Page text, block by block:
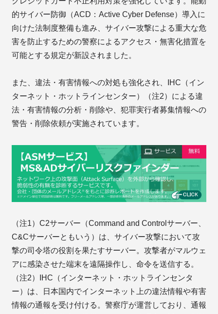
的サイバー防御（ACD：Active Cyber Defense）導入に
向けた法制度整備も進み、サイバー攻撃による重大な危
害を防止するための警察によるアクセス・無害化措置を
可能とする規定が新設されました。
また、違法・有害情報への対処も強化され、IHC（イン
ターネット・ホットラインセンター）（注2）による違
法・有害情報の分析・削除や、犯罪実行者募集情報への
警告・削除依頼が実施されています。
（注1）C2サーバー（Command and Controlサーバー、
C&Cサーバーともいう）は、サイバー攻撃において攻
撃の司令塔の役割を果たすサーバー。攻撃者がマルウェ
アに感染させた端末を遠隔操作し、命令を送信する。
（注2）IHC（インターネット・ホットラインセンタ
ー）は、日本国内でインターネット上の違法情報や有害
情報の通報を受け付ける。警察庁が運営しており、通報